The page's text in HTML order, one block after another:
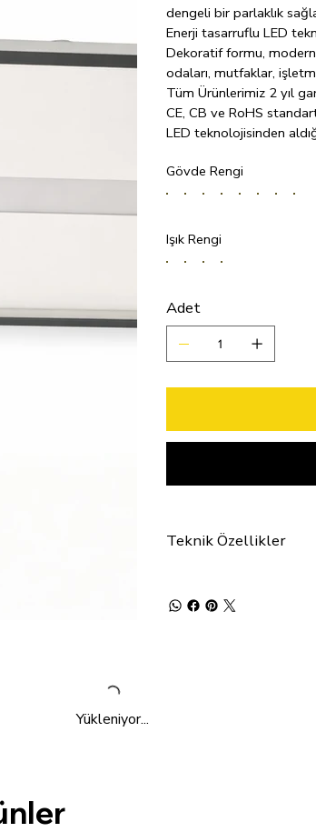
dengeli bir parlaklık
Enerji tasarruflu LED
Dekoratif formu, modern
odaları, mutfaklar,
Tüm Ürünlerimiz 2 yıl
CE, CB ve RoHS
LED teknolojisinden
Gövde Rengi
Işık Rengi
Adet
Teknik Özellikler
Yükleniyor...